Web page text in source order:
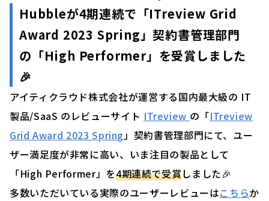
Hubbleが4期連続で「ITreview Grid
Award 2023 Spring」契約書管理部門
の「High Performer」を受賞しました
🎉
アイティクラウド株式会社が運営する国内最大級の IT
製品/SaaS のレビューサイト ITreview の「ITreview
Grid Award 2023 Spring 」契約書管理部門にて、ユー
ザー満足度が非常に高い、いま注目の製品として
「High Performer」を4期連続で受賞しました🎉
多数いただいている実際のユーザーレビューはこちらか